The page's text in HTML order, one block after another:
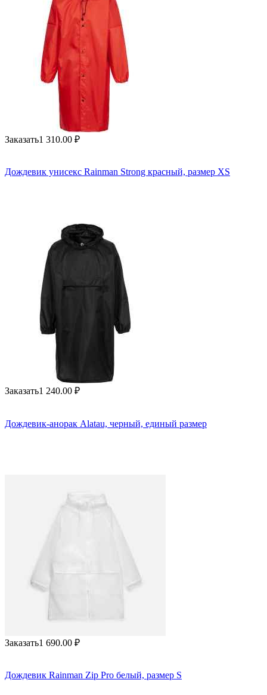
Заказать1 310.00 ₽
Дождевик унисекс Rainman Strong красный, размер XS
Заказать1 240.00 ₽
Дождевик-анорак Alatau, черный, единый размер
Заказать1 690.00 ₽
Дождевик Rainman Zip Pro белый, размер S